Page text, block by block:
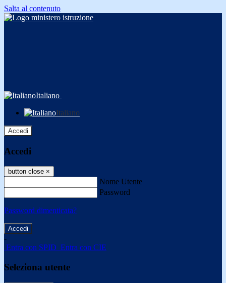
Salta al contenuto
Italiano
Italiano
Accedi
Accedi
button close ×
Nome Utente
Password
Password dimenticata?
-
Entra con SPID Entra con CIE
Seleziona utente